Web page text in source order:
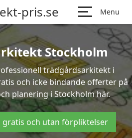
pris.se Menu
Stockholm
trädgårdsarkitekt i
och icke bindande offerter på
planering i Stockholm här.
gratis och utan förpliktelser